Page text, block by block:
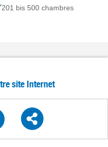
201 bis 500 chambres
site Internet